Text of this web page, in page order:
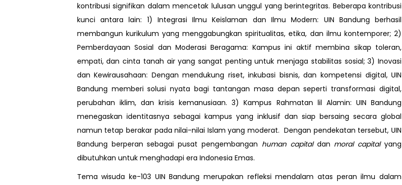
kontribusi signifikan dalam mencetak lulusan unggul yang berintegritas. Beberapa kontribusi
kunci antara lain: 1) Integrasi Ilmu Keislaman dan Ilmu Modern: UIN Bandung berhasil
membangun kurikulum yang menggabungkan spiritualitas, etika, dan ilmu kontemporer; 2)
Pemberdayaan Sosial dan Moderasi Beragama: Kampus ini aktif membina sikap toleran,
empati, dan cinta tanah air yang sangat penting untuk menjaga stabilitas sosial; 3) Inovasi
dan Kewirausahaan: Dengan mendukung riset, inkubasi bisnis, dan kompetensi digital, UIN
Bandung memberi solusi nyata bagi tantangan masa depan seperti transformasi digital,
perubahan iklim, dan krisis kemanusiaan. 3) Kampus Rahmatan lil Alamin: UIN Bandung
menegaskan identitasnya sebagai kampus yang inklusif dan siap bersaing secara global
namun tetap berakar pada nilai-nilai Islam yang moderat. Dengan pendekatan tersebut, UIN
Bandung berperan sebagai pusat pengembangan human capitaldan moral capitalyang
dibutuhkan untuk menghadapi era Indonesia Emas.
Tema wisuda ke-103 UIN Bandung merupakan refleksi mendalam atas peran ilmu dalam